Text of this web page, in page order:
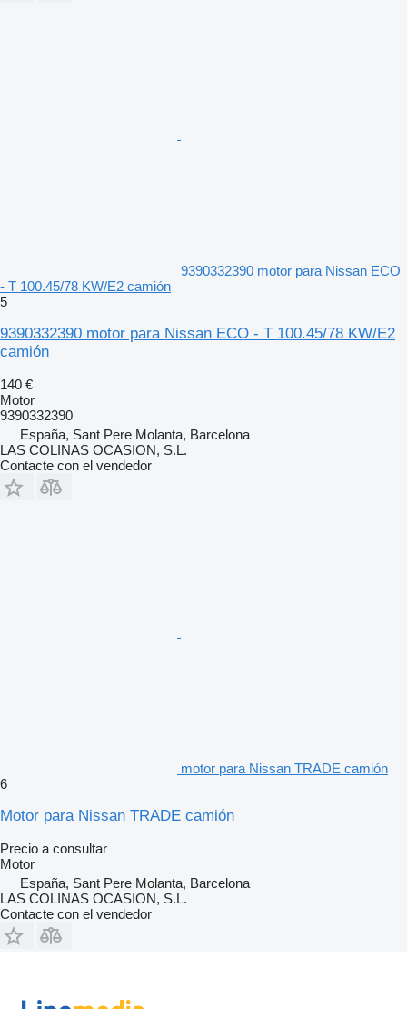
9390332390 motor para Nissan ECO
- T 100.45/78 KW/E2 camión
5
9390332390 motor para Nissan ECO - T 100.45/78 KW/E2
camión
140 €
Motor
9390332390
España, Sant Pere Molanta, Barcelona
LAS COLINAS OCASION, S.L.
Contacte con el vendedor
motor para Nissan TRADE camión
6
Motor para Nissan TRADE camión
Precio a consultar
Motor
España, Sant Pere Molanta, Barcelona
LAS COLINAS OCASION, S.L.
Contacte con el vendedor